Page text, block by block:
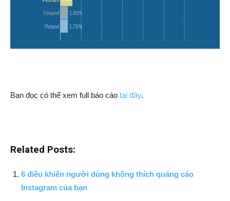
Bạn đọc có thể xem full báo cáo tại đây.
Related Posts:
6 điều khiến người dùng không thích quảng cáo
Instagram của bạn